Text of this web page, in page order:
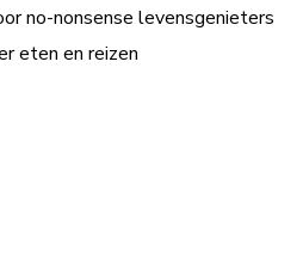
no-nonsense levensgenieters
eten en reizen